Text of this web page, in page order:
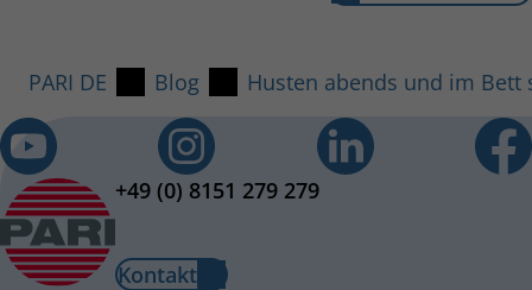
PARI DE Blog Husten abends und im
+49 (0) 8151 279 279
Kontakt